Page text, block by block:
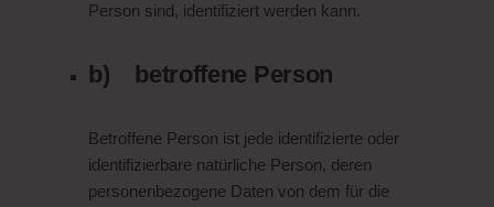
Person sind, identifiziert werden kann.
b) betroffene Person
Betroffene Person ist jede identifizierte oder
identifizierbare natürliche Person, deren
personenbezogene Daten von dem für die